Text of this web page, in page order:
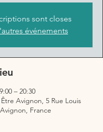
sont closes
événements
– 20:30
Avignon, 5 Rue Louis
France